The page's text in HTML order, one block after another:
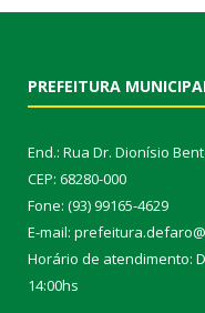
PREFEITURA
End.: Rua Dr. Dionísio
CEP: 68280-000
Fone: (93) 99165-4629
E-mail:
Horário de atendimento:
14:00hs